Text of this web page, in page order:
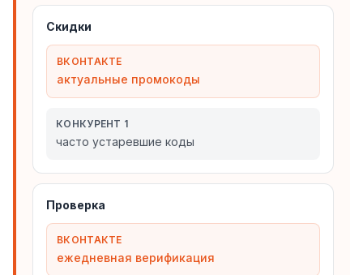
Скидки
ВКОНТАКТЕ
актуальные промокоды
КОНКУРЕНТ 1
часто устаревшие коды
Проверка
ВКОНТАКТЕ
ежедневная верификация